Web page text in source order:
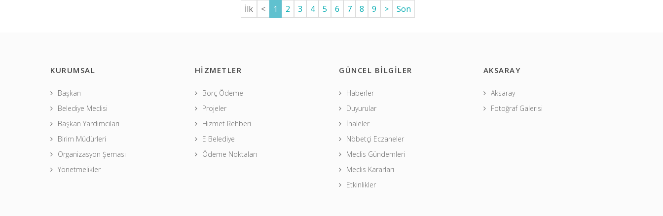
İlk < 1 2 3 4 5 6 7 8 9 > Son
KURUMSAL
Başkan
Belediye Meclisi
Başkan Yardımcıları
Birim Müdürleri
Organizasyon Şeması
Yönetmelikler
HİZMETLER
Borç Ödeme
Projeler
Hizmet Rehberi
E Belediye
Ödeme Noktaları
GÜNCEL BİLGİLER
Haberler
Duyurular
İhaleler
Nöbetçi Eczaneler
Meclis Gündemleri
Meclis Kararları
Etkinlikler
AKSARAY
Aksaray
Fotoğraf Galerisi